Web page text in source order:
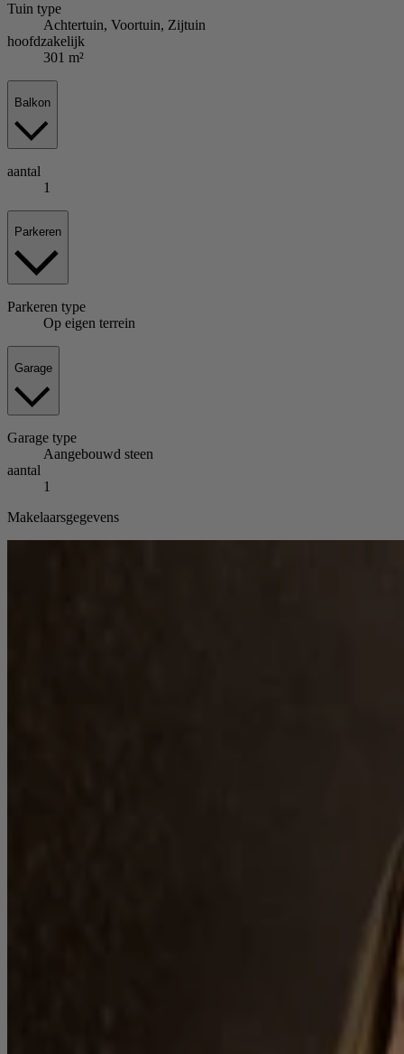
Tuin type
Achtertuin, Voortuin, Zijtuin
hoofdzakelijk
301 m²
Balkon
aantal
1
Parkeren
Parkeren type
Op eigen terrein
Garage
Garage type
Aangebouwd steen
aantal
1
Makelaarsgegevens